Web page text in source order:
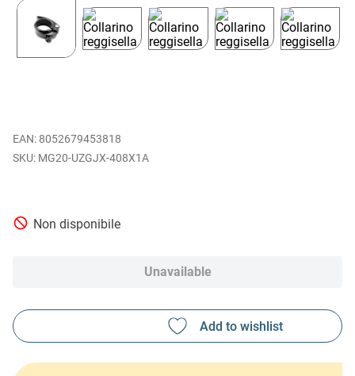
EAN: 8052679453818
MG20-UZGJX-408X1A
Non disponibile
Unavailable